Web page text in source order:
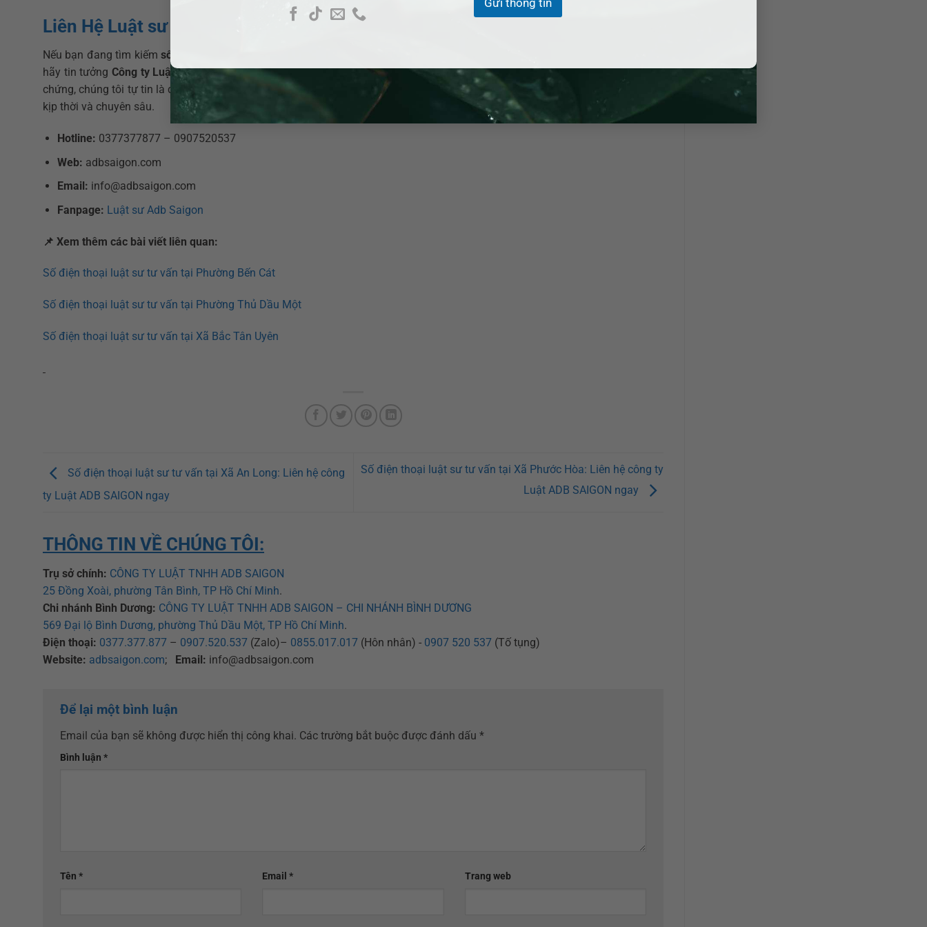
Liên Hệ Luật sư ADB SAIGON – Công ty Luật uy tín tại TP HCM
Nếu bạn đang tìm kiếm số điện thoại luật sư
hãy tin tưởng Công ty Luật TNHH ADB SAIGON. Với cam kết tận tâm, chuyên nghiệp và kinh nghiệm thực chiến đã được kiểm
chứng, chúng tôi tự tin là đối tác pháp lý đáng tin cậy của bạn. Đừng ngần ngại gọi ngay cho chúng tôi để nhận được sự hỗ trợ
kịp thời và chuyên sâu.
Hotline: 0377377877 – 0907520537
Web: adbsaigon.com
Email: info@adbsaigon.com
Fanpage: Luật sư Adb Saigon
📌 Xem thêm các bài viết liên quan:
Số điện thoại luật sư tư vấn tại Phường Bến Cát
Số điện thoại luật sư tư vấn tại Phường Thủ Dầu Một
Số điện thoại luật sư tư vấn tại Xã Bắc Tân Uyên
Số điện thoại luật sư tư vấn tại Xã An Long: Liên hệ công
ty Luật ADB SAIGON ngay
Số điện thoại luật sư tư vấn tại Xã Phước Hòa: Liên hệ công ty
Luật ADB SAIGON ngay
THÔNG TIN VỀ CHÚNG TÔI:
Trụ sở chính: CÔNG TY LUẬT TNHH ADB SAIGON
25 Đồng Xoài, phường Tân Bình, TP Hồ Chí Minh.
Chi nhánh Bình Dương: CÔNG TY LUẬT TNHH ADB SAIGON – CHI NHÁNH BÌNH DƯƠNG
569 Đại lộ Bình Dương, phường Thủ Dầu Một, TP Hồ Chí Minh.
Điện thoại: 0377.377.877 – 0907.520.537 (Zalo)– 0855.017.017 (Hôn nhân) - 0907 520 537 (Tố tụng)
Website: adbsaigon.com; Email: info@adbsaigon.com
Để lại một bình luận
Email của bạn sẽ không được hiển thị công khai. Các trường bắt buộc được đánh dấu *
Bình luận *
Tên * Email* Trang web